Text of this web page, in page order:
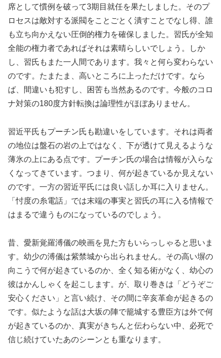
席として慣例を破って3期目就任を果たしました。そのプ
ロセスは敵対する派閥をことごとく潰すことでなし得、誰
も立ち向かえない圧倒的権力を確保しました。習氏が全知
全能の権力者であればそれは素晴らしいでしょう。しか
し、習氏もまた一人間であります。我々と何ら変わらない
のです。たまたま、高いところに上っただけです。なら
ば、間違いも犯すし、困苦も当然あるのです。今般のコロ
ナ対策の180度方針転換は論理性がほぼありません。
習近平氏もプーチン氏も勘違いをしています。それは両者
の地位は盤石の岩の上ではなく、下が透けて見えるような
薄氷の上にある点です。プーチン氏の場合は情報が入らな
くなってきています。つまり、何が起きているか見えない
のです。一方の習近平氏には良い話しか耳に入りません。
「忖度の糸電話」では末端の事実と習氏の耳に入る情報で
はまるで違うものになっているのでしょう。
昔、愛新覚羅溥儀の映画を見た方もいらっしゃると思いま
す。幼少の溥儀は紫禁城から出られません。その高い塀の
向こうで何が起きているのか、全く知る術がなく、幼心の
彼はかんしゃくを起こします。が、取り巻きは「どうぞご
安心ください」と言い続け、その間に辛亥革命が起きるの
です。似たような話は大坂の陣で籠城する豊臣方は外で何
が起きているのか、真実がきちんと伝わらない中、必死で
信じ続けていたあのシーンとも重なります。